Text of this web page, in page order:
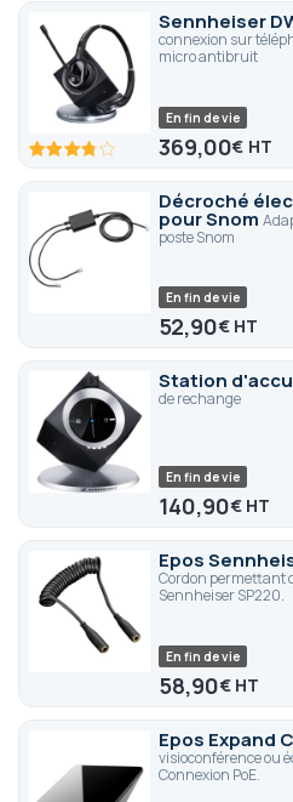
Sennheiser
connexion sur
micro antibruit
75 100
En fin de vie
369,00€
Décroché
pour Snom
poste Snom
En fin de vie
52,90€
Station
de rechange
En fin de vie
140,90€
Epos
Cordon permettant
Sennheiser SP220.
En fin de vie
58,90€
Epos Expand
visioconférence ou
Connexion PoE.